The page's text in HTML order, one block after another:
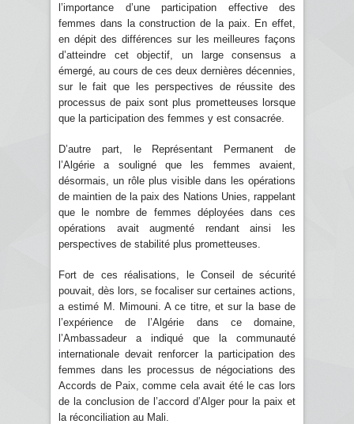
l’importance d’une participation effective des
femmes dans la construction de la paix. En effet,
en dépit des différences sur les meilleures façons
d’atteindre cet objectif, un large consensus a
émergé, au cours de ces deux dernières décennies,
sur le fait que les perspectives de réussite des
processus de paix sont plus prometteuses lorsque
que la participation des femmes y est consacrée.
D’autre part, le Représentant Permanent de
l’Algérie a souligné que les femmes avaient,
désormais, un rôle plus visible dans les opérations
de maintien de la paix des Nations Unies, rappelant
que le nombre de femmes déployées dans ces
opérations avait augmenté rendant ainsi les
perspectives de stabilité plus prometteuses.
Fort de ces réalisations, le Conseil de sécurité
pouvait, dès lors, se focaliser sur certaines actions,
a estimé M. Mimouni. A ce titre, et sur la base de
l’expérience de l’Algérie dans ce domaine,
l’Ambassadeur a indiqué que la communauté
internationale devait renforcer la participation des
femmes dans les processus de négociations des
Accords de Paix, comme cela avait été le cas lors
de la conclusion de l’accord d’Alger pour la paix et
la réconciliation au Mali.